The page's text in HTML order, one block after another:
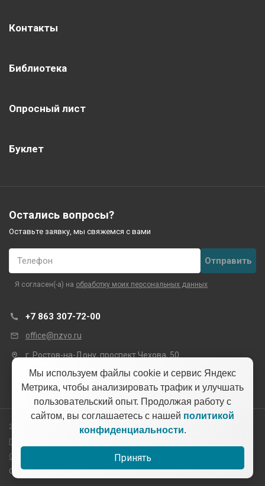
+7 863 307-72-00
office@nzvo.ru
г. Ростов-на-Дону, проспект Чехова, 50
Контакты
Библиотека
Опросный лист
Буклет
Остались вопросы?
Оставьте заявку, мы свяжемся с вами
Телефон
Я согласен(-а) на обработку моих персональных данных
2026 © Все права защищены
Политика конфиденциальности
Обработка персональных данных
Сделано в
Мы используем файлы cookie и сервис Яндекс
Метрика, чтобы анализировать трафик и улучшать
пользовательский опыт. Продолжая работу с
сайтом, вы соглашаетесь с нашей политикой
конфиденциальности.
Принять